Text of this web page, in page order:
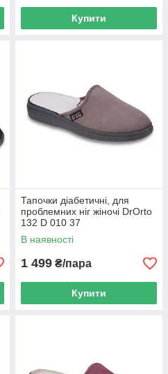
Купити
Тапочки діабетичні, для
проблемних ніг жіночі DrOrto
132 D 010 37
В наявності
1 499 ₴/пара
Купити